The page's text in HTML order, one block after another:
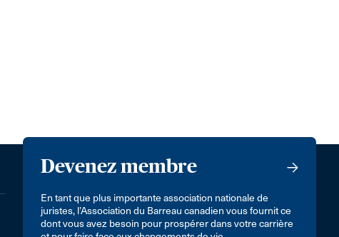
Devenez membre
En tant que plus importante association nationale de
juristes, l’Association du Barreau canadien vous fournit ce
dont vous avez besoin pour prospérer dans votre carrière